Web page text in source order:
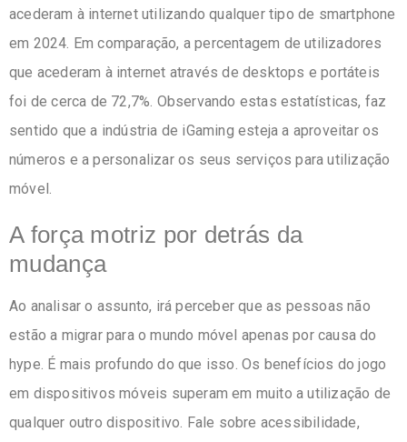
acederam à internet utilizando qualquer tipo de smartphone
em 2024. Em comparação, a percentagem de utilizadores
que acederam à internet através de desktops e portáteis
foi de cerca de 72,7%. Observando estas estatísticas, faz
sentido que a indústria de iGaming esteja a aproveitar os
números e a personalizar os seus serviços para utilização
móvel.
A força motriz por detrás da
mudança
Ao analisar o assunto, irá perceber que as pessoas não
estão a migrar para o mundo móvel apenas por causa do
hype. É mais profundo do que isso. Os benefícios do jogo
em dispositivos móveis superam em muito a utilização de
qualquer outro dispositivo. Fale sobre acessibilidade,